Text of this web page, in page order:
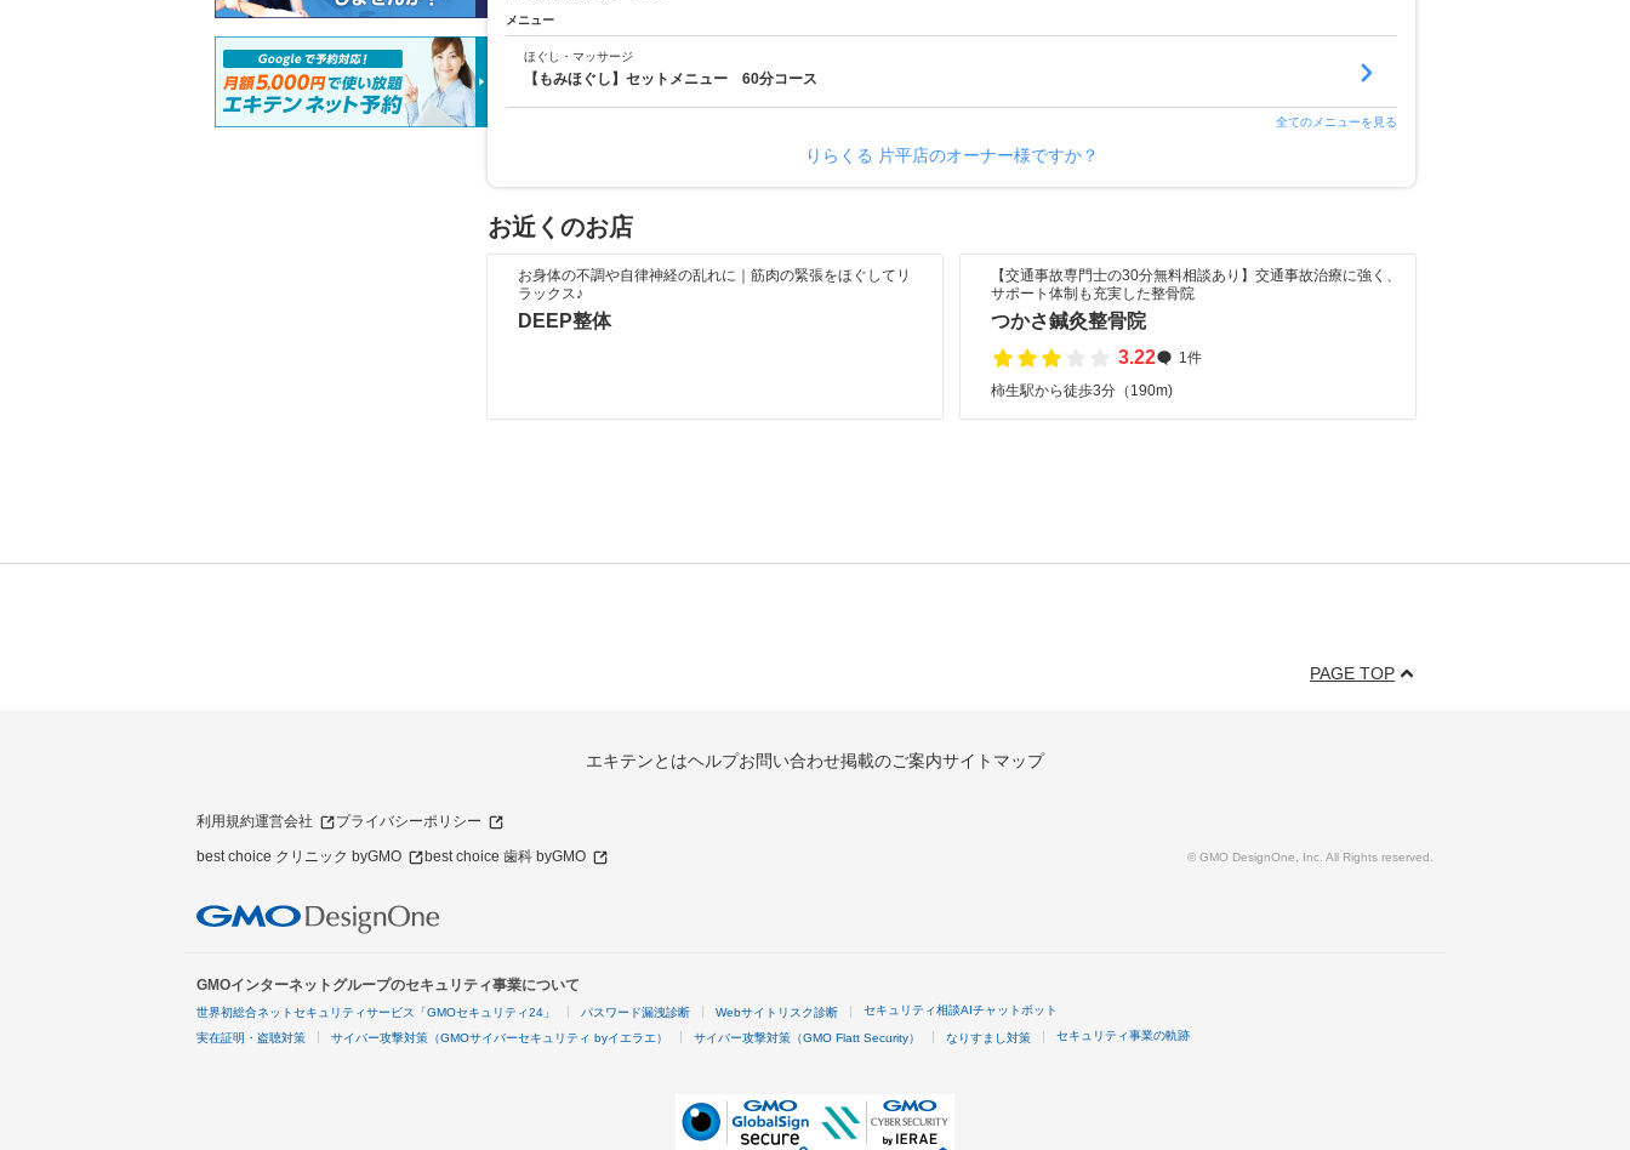
メニュー
ほぐし・マッサージ
【もみほぐし】セットメニュー 60分コース
全てのメニューを見る
りらくる 片平店のオーナー様ですか？
お近くのお店
お身体の不調や自律神経の乱れに｜筋肉の緊張をほぐしてリ
ラックス♪
DEEP整体
【交通事故専門士の30分無料相談あり】交通事故治療に強く、
サポート体制も充実した整骨院
つかさ鍼灸整骨院
3.22
1件
柿生駅から徒歩3分（190m)
PAGE TOP
エキテンとはヘルプお問い合わせ掲載のご案内サイトマップ
利用規約運営会社 プライバシーポリシー
best choice クリニック byGMO best choice 歯科 byGMO © GMO DesignOne, Inc. All Rights reserved.
GMOインターネットグループのセキュリティ事業について
世界初総合ネットセキュリティサービス「GMOセキュリティ24」 パスワード漏洩診断 Webサイトリスク診断 セキュリティ相談AIチャットボット
実在証明・盗聴対策 サイバー攻撃対策（GMOサイバーセキュリティ byイエラエ） サイバー攻撃対策（GMO Flatt Security） なりすまし対策 セキュリティ事業の軌跡